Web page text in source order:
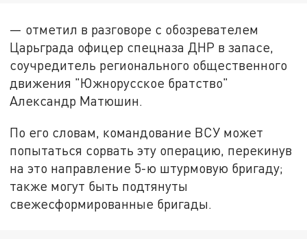
— отметил в разговоре с обозревателем
Царьграда офицер спецназа ДНР в запасе,
соучредитель регионального общественного
движения "Южнорусское братство"
Александр Матюшин.
По его словам, командование ВСУ может
попытаться сорвать эту операцию, перекинув
на это направление 5-ю штурмовую бригаду;
также могут быть подтянуты
свежесформированные бригады.